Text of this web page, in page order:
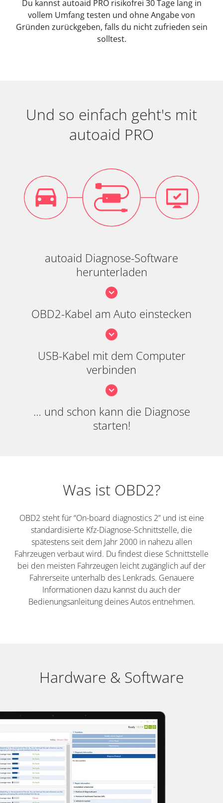
Du kannst autoaid PRO risikofrei 30 Tage lang in
vollem Umfang testen und ohne Angabe von
Gründen zurückgeben, falls du nicht zufrieden sein
solltest.
Und so einfach geht's mit
autoaid PRO
autoaid Diagnose-Software
herunterladen
OBD2-Kabel am Auto einstecken
USB-Kabel mit dem Computer
verbinden
… und schon kann die Diagnose
starten!
Was ist OBD2?
OBD2 steht für “On-board diagnostics 2” und ist eine
standardisierte Kfz-Diagnose-Schnittstelle, die
spätestens seit dem Jahr 2000 in nahezu allen
Fahrzeugen verbaut wird. Du findest diese Schnittstelle
bei den meisten Fahrzeugen leicht zugänglich auf der
Fahrerseite unterhalb des Lenkrads. Genauere
Informationen dazu kannst du auch der
Bedienungsanleitung deines Autos entnehmen.
Hardware & Software